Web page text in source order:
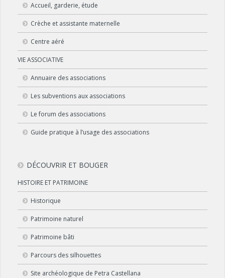
Accueil, garderie, étude
Crèche et assistante maternelle
Centre aéré
VIE ASSOCIATIVE
Annuaire des associations
Les subventions aux associations
Le forum des associations
Guide pratique à l’usage des associations
DÉCOUVRIR ET BOUGER
HISTOIRE ET PATRIMOINE
Historique
Patrimoine naturel
Patrimoine bâti
Parcours des silhouettes
Site archéologique de Petra Castellana